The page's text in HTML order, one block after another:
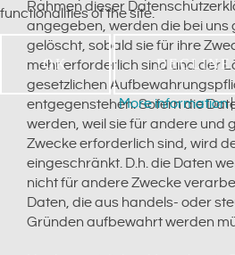
Rahmen dieser
angegeben, werden die bei uns
gelöscht, sobald sie für ihre
mehr erforderlich sind und der
gesetzlichen
entgegenstehen. Sofern die
werden, weil sie für andere und
Zwecke erforderlich sind, wird
eingeschränkt. D.h. die Daten
nicht für andere Zwecke
Daten, die aus handels- oder
Gründen aufbewahrt werden
functionalities of the site.
OK DECLINE
More information|